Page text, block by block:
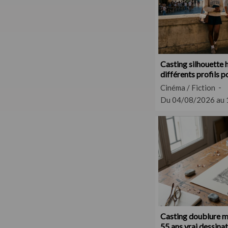
Casting silhouette
différents profils
métrage
Cinéma / Fiction
Du 04/08/2026 au
Casting doublure